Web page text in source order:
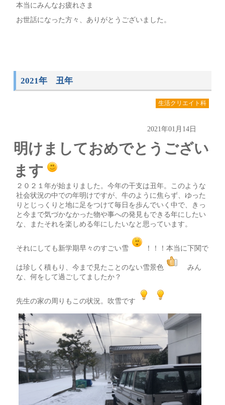
本当にみんなお疲れさま
お世話になった方々、ありがとうございました。
2021年 丑年
生活クリエイト科
2021年01月14日
明けましておめでとうござい
ます
２０２１年が始まりました。今年の干支は丑年。このような
社会状況の中での年明けですが、牛のように焦らず、ゆった
りとじっくりと地に足をつけて毎日を歩んでいく中で、きっ
と今まで気づかなかった物や事への発見もできる年にしたい
な、またそれを楽しめる年にしたいなと思っています。
それにしても新学期早々のすごい雪 ！！！本当に下関で
は珍しく積もり、今まで見たことのない雪景色
みん
な、何をして過ごしてましたか？
先生の家の周りもこの状況。吹雪です